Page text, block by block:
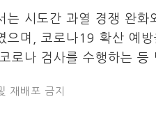
는 시도간 과열 경쟁 완
으며, 코로나19 확산 예
로나 검사를 수행하는 등
재배포 금지